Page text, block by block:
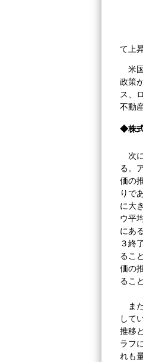
て上
米
政策
ス、
不動
◆株
次
る。
価の
りで
に大
ウ平
にあ
３終
るこ
価の
るこ
ま
して
推移
ラフ
れも